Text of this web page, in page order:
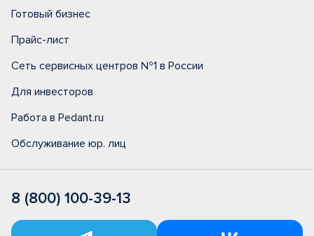
Готовый бизнес
Прайс-лист
Сеть сервисных центров №1 в России
Для инвесторов
Работа в Pedant.ru
Обслуживание юр. лиц
8 (800) 100-39-13